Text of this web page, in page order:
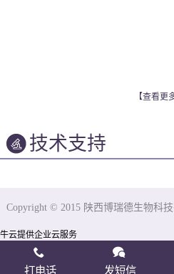
【查看更
技术支持
Copyright © 2015 陕西博瑞德生物科
牛云提供企业云服务
打电话 发短信